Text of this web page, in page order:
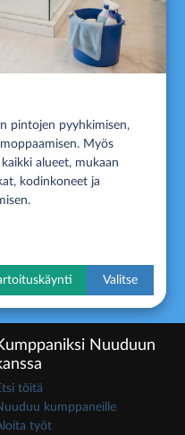
pintojen pyyhkimisen,
Myös
alueet, mukaan
kodinkoneet ja
Valitse
Nuuduun
töitä
kumppaneille
työt